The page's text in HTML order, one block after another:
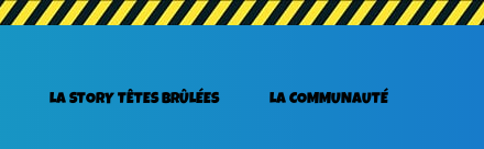
LA STORY TÊTES BRÛLÉES LA COMMUNAUTÉ